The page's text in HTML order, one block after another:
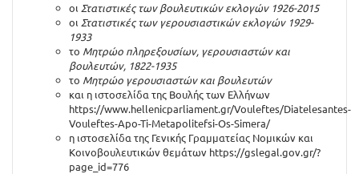
οι Στατιστικές των βουλευτικών εκλογών 1926-2015
οι Στατιστικές των γερουσιαστικών εκλογών 1929-
1933
το Μητρώο πληρεξουσίων, γερουσιαστών και
βουλευτών, 1822-1935
το Μητρώο γερουσιαστών και βουλευτών
και η ιστοσελίδα της Βουλής των Ελλήνων
https://www.hellenicparliament.gr/Vouleftes/Diatelesantes-
Vouleftes-Apo-Ti-Metapolitefsi-Os-Simera/
η ιστοσελίδα της Γενικής Γραμματείας Νομικών και
Κοινοβουλευτικών θεμάτων https://gslegal.gov.gr/?
page_id=776